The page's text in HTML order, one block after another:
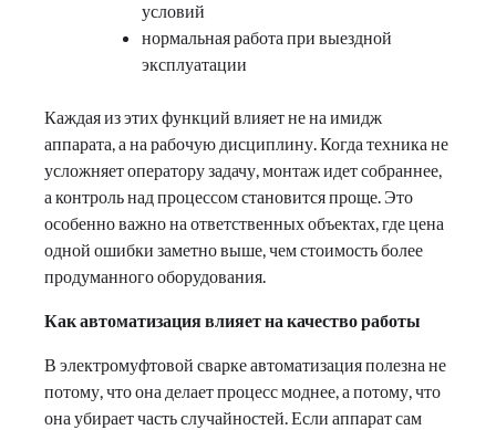
условий
нормальная работа при выездной
эксплуатации
Каждая из этих функций влияет не на имидж
аппарата, а на рабочую дисциплину. Когда техника не
усложняет оператору задачу, монтаж идет собраннее,
а контроль над процессом становится проще. Это
особенно важно на ответственных объектах, где цена
одной ошибки заметно выше, чем стоимость более
продуманного оборудования.
Как автоматизация влияет на качество работы
В электромуфтовой сварке автоматизация полезна не
потому, что она делает процесс моднее, а потому, что
она убирает часть случайностей. Если аппарат сам